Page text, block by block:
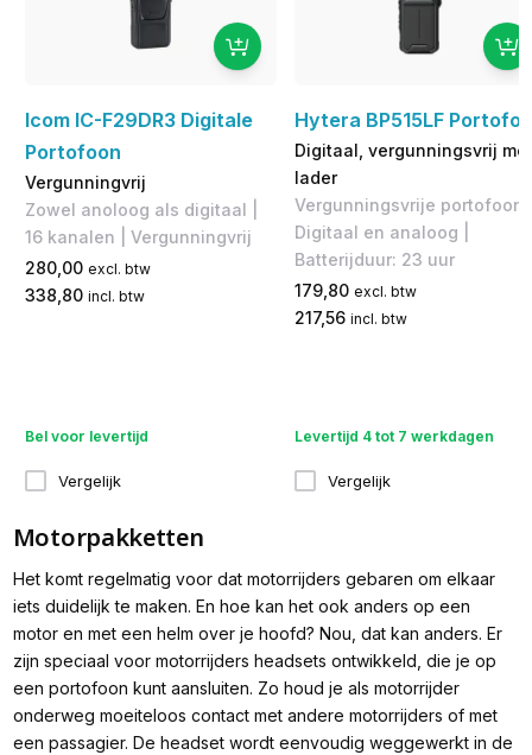
Icom IC-F29DR3 Digitale
Portofoon
Vergunningvrij
Zowel anoloog als digitaal |
16 kanalen | Vergunningvrij
280,00 excl. btw
338,80 incl. btw
Bel voor levertijd
Vergelijk
Hytera BP515LF
Digitaal, vergunningsvrij
lader
Vergunningsvrije portofoon
Digitaal en analoog |
Batterijduur: 23 uur
179,80 excl. btw
217,56 incl. btw
Levertijd 4 tot 7 werkdagen
Vergelijk
Motorpakketten
Het komt regelmatig voor dat motorrijders gebaren om elkaar
iets duidelijk te maken. En hoe kan het ook anders op een
motor en met een helm over je hoofd? Nou, dat kan anders. Er
zijn speciaal voor motorrijders headsets ontwikkeld, die je op
een portofoon kunt aansluiten. Zo houd je als motorrijder
onderweg moeiteloos contact met andere motorrijders of met
een passagier. De headset wordt eenvoudig weggewerkt in de